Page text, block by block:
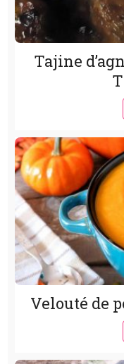
Tajine
Velouté de